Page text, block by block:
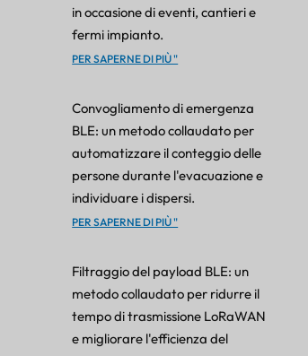
in occasione di eventi, cantieri e
fermi impianto.
PER SAPERNE DI PIÙ "
Convogliamento di emergenza
BLE: un metodo collaudato per
automatizzare il conteggio delle
persone durante l'evacuazione e
individuare i dispersi.
PER SAPERNE DI PIÙ "
Filtraggio del payload BLE: un
metodo collaudato per ridurre il
tempo di trasmissione LoRaWAN
e migliorare l'efficienza del